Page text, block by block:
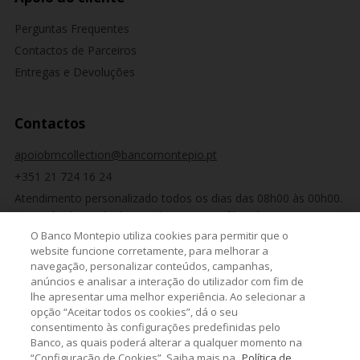
Perguntas Frequentes
Contactos de Parceiros
Entregas e Devoluções
Contactos
apoiobmcollection@bancomontepio.pt
+351 21 724 16 24
Atendimento personalizado todos os dias das 08h00 às 00h00.
Custo de chamada de acordo com o tarifário de
telecomunicações contratado para rede fixa nacional.
Siga-nos
O Banco Montepio utiliza cookies para permitir que o
website funcione corretamente, para melhorar a
navegação, personalizar conteúdos, campanhas,
anúncios e analisar a interação do utilizador com fim de
lhe apresentar uma melhor experiência. Ao selecionar a
opção “Aceitar todos os cookies”, dá o seu
consentimento às configurações predefinidas pelo
Banco, as quais poderá alterar a qualquer momento na